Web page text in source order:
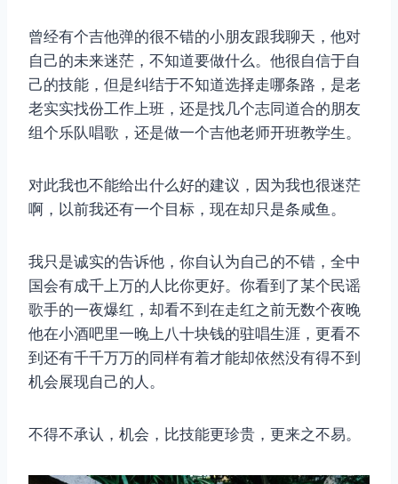
曾经有个吉他弹的很不错的小朋友跟我聊天，他对
自己的未来迷茫，不知道要做什么。他很自信于自
己的技能，但是纠结于不知道选择走哪条路，是老
老实实找份工作上班，还是找几个志同道合的朋友
组个乐队唱歌，还是做一个吉他老师开班教学生。
对此我也不能给出什么好的建议，因为我也很迷茫
啊，以前我还有一个目标，现在却只是条咸鱼。
我只是诚实的告诉他，你自认为自己的不错，全中
国会有成千上万的人比你更好。你看到了某个民谣
歌手的一夜爆红，却看不到在走红之前无数个夜晚
他在小酒吧里一晚上八十块钱的驻唱生涯，更看不
到还有千千万万的同样有着才能却依然没有得不到
机会展现自己的人。
不得不承认，机会，比技能更珍贵，更来之不易。
取消 搜索